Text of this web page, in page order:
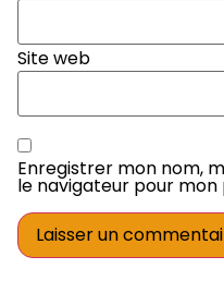
Site web
Enregistrer mon nom,
le navigateur pour